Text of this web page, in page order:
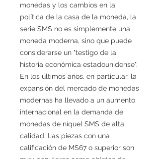
monedas y los cambios en la
política de la casa de la moneda, la
serie SMS no es simplemente una
moneda moderna, sino que puede
considerarse un "testigo de la
historia económica estadounidense".
En los últimos años, en particular, la
expansión del mercado de monedas
modernas ha llevado a un aumento
internacional en la demanda de
monedas de níquel SMS de alta
calidad. Las piezas con una
calificación de MS67 o superior son